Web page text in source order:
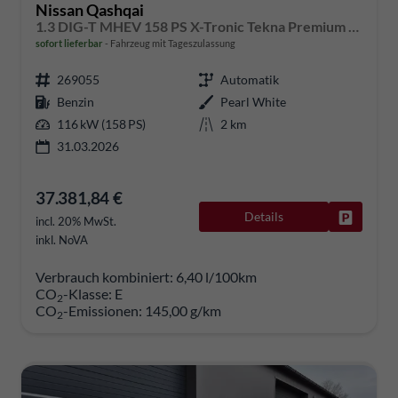
Nissan Qashqai
1.3 DIG-T MHEV 158 PS X-Tronic Tekna Premium Paket 20"LM Teil-Leder PanoGlasdach Klimaautomatik Sitzheizung Lenkradheizung Navi Head-Up Display elektr. Heckklappe ACC PDC v+h 360°Kamera DAB Bluetooth Touchscreen Apple CarPlay Android Auto
sofort lieferbar Fahrzeug mit Tageszulassung
269055
Automatik
Benzin
Pearl White
116 kW (158 PS)
2 km
31.03.2026
37.381,84 €
incl. 20% MwSt.
inkl. NoVA
Details
Verbrauch kombiniert: 6,40 l/100km
CO2-Klasse: E
CO2-Emissionen: 145,00 g/km